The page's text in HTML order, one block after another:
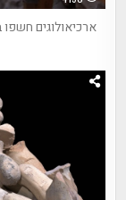
ארכיאולוגים